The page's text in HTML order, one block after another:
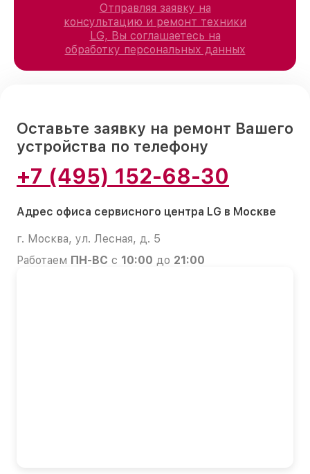
Отправляя заявку на
консультацию и ремонт техники
LG, Вы соглашаетесь на
обработку персональных данных
Оставьте заявку на ремонт Вашего
устройства по телефону
+7 (495) 152-68-30
Адрес офиса сервисного центра LG в Москве
г. Москва, ул. Лесная, д. 5
Работаем ПН-ВС с 10:00 до 21:00